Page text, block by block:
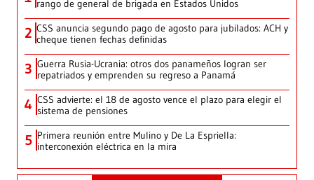
rango de general de brigada en Estados Unidos
2 CSS anuncia segundo pago de agosto para jubilados: ACH y
cheque tienen fechas definidas
3 Guerra Rusia-Ucrania: otros dos panameños logran ser
repatriados y emprenden su regreso a Panamá
4 CSS advierte: el 18 de agosto vence el plazo para elegir el
sistema de pensiones
5 Primera reunión entre Mulino y De La Espriella:
interconexión eléctrica en la mira